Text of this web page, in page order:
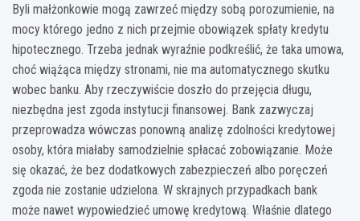
Byli małżonkowie mogą zawrzeć między sobą porozumienie, na
mocy którego jedno z nich przejmie obowiązek spłaty kredytu
hipotecznego. Trzeba jednak wyraźnie podkreślić, że taka umowa,
choć wiążąca między stronami, nie ma automatycznego skutku
wobec banku. Aby rzeczywiście doszło do przejęcia długu,
niezbędna jest zgoda instytucji finansowej. Bank zazwyczaj
przeprowadza wówczas ponowną analizę zdolności kredytowej
osoby, która miałaby samodzielnie spłacać zobowiązanie. Może
się okazać, że bez dodatkowych zabezpieczeń albo poręczeń
zgoda nie zostanie udzielona. W skrajnych przypadkach bank
może nawet wypowiedzieć umowę kredytową. Właśnie dlatego